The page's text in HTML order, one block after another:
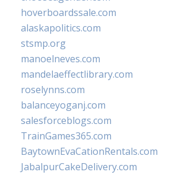
hoverboardssale.com
alaskapolitics.com
stsmp.org
manoelneves.com
mandelaeffectlibrary.com
roselynns.com
balanceyoganj.com
salesforceblogs.com
TrainGames365.com
BaytownEvaCationRentals.com
JabalpurCakeDelivery.com